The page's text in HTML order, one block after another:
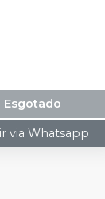
Esgotado
via Whatsapp